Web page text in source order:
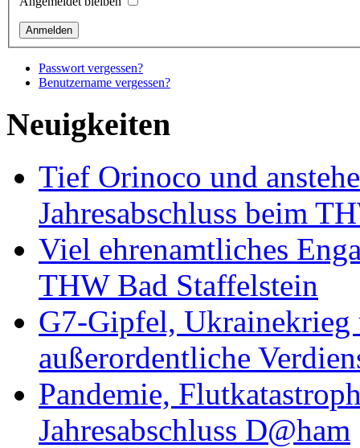
Passwort vergessen?
Benutzername vergessen?
Neuigkeiten
Tief Orinoco und
Jahresabschluss beim
Viel ehrenamtliches
THW Bad Staffelstein
G7-Gipfel, Ukrainekrieg
außerordentliche
Pandemie,
Jahresabschluss D@ham